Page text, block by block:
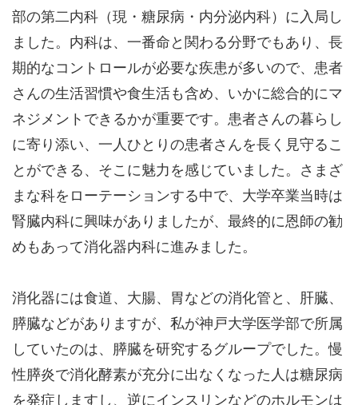
部の第二内科（現・糖尿病・内分泌内科）に入局し
ました。内科は、一番命と関わる分野でもあり、長
期的なコントロールが必要な疾患が多いので、患者
さんの生活習慣や食生活も含め、いかに総合的にマ
ネジメントできるかが重要です。患者さんの暮らし
に寄り添い、一人ひとりの患者さんを長く見守るこ
とができる、そこに魅力を感じていました。さまざ
まな科をローテーションする中で、大学卒業当時は
腎臓内科に興味がありましたが、最終的に恩師の勧
めもあって消化器内科に進みました。
消化器には食道、大腸、胃などの消化管と、肝臓、
膵臓などがありますが、私が神戸大学医学部で所属
していたのは、膵臓を研究するグループでした。慢
性膵炎で消化酵素が充分に出なくなった人は糖尿病
を発症しますし、逆にインスリンなどのホルモンは